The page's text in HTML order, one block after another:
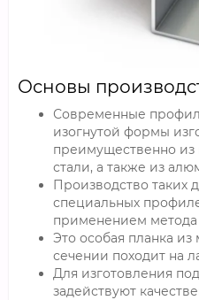
Основы
Современные
изогнутой формы
преимущественно из
стали, а также из
Производство таких
специальных
применением метода
Это особая планка
сечении походит на
Для изготовления
задействуют